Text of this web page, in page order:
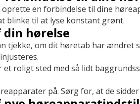
oprette en forbindelse til dine
blinke til at lyse konstant grønt.
din hørelse
tjekke, om dit høretab har ændret
et roligt sted med så lidt
på. Sørg for, at de